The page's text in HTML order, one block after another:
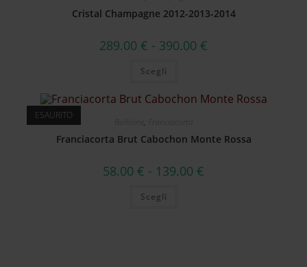
Cristal Champagne 2012-2013-2014
289.00 € - 390.00 €
Scegli
ESAURITO
Franciacorta Brut Cabochon Monte Rossa
58.00 € - 139.00 €
Scegli